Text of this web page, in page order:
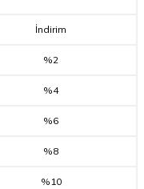
İndirim
%2
%4
%6
%8
%10